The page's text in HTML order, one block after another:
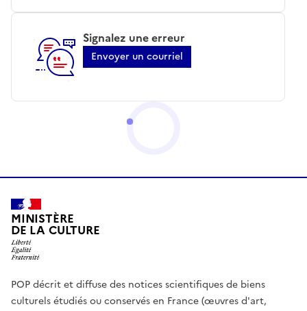
Signalez une erreur
Envoyer un courriel
MINISTÈRE
DE LA CULTURE
POP décrit et diffuse des notices scientifiques de biens
culturels étudiés ou conservés en France (œuvres d'art,